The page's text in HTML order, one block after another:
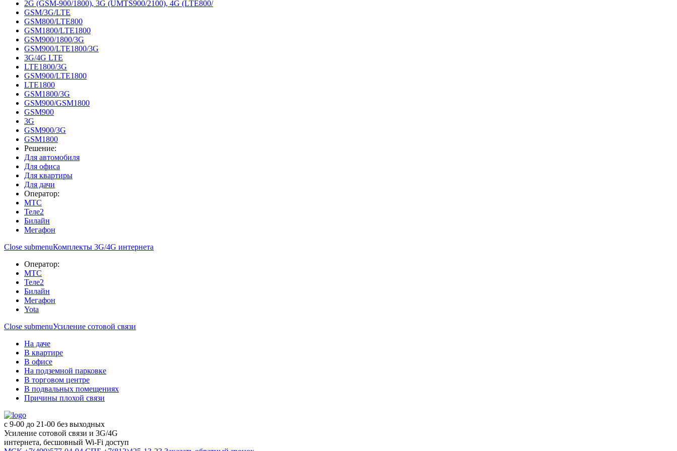
2G (GSM-900/1800), 3G (UMTS900/2100), 4G (LTE800/
GSM/3G/LTE
GSM800/LTE800
GSM1800/LTE1800
GSM900/1800/3G
GSM900/LTE1800/3G
3G/4G LTE
LTE1800/3G
GSM900/LTE1800
LTE1800
GSM1800/3G
GSM900/GSM1800
GSM900
3G
GSM900/3G
GSM1800
Решение:
Для автомобиля
Для офиса
Для квартиры
Для дачи
Оператор:
МТС
Теле2
Билайн
Мегафон
Close submenuКомплекты 3G/4G интернета
Оператор:
МТС
Теле2
Билайн
Мегафон
Yota
Close submenuУсиление сотовой связи
На даче
В квартире
В офисе
На подземной парковке
В торговом центре
В подвальных помещениях
Причины плохой связи
с 9-00 до 21-00 без выходных
Усиление сотовой связи и 3G/4G
интернета, бесшовный Wi-Fi доступ